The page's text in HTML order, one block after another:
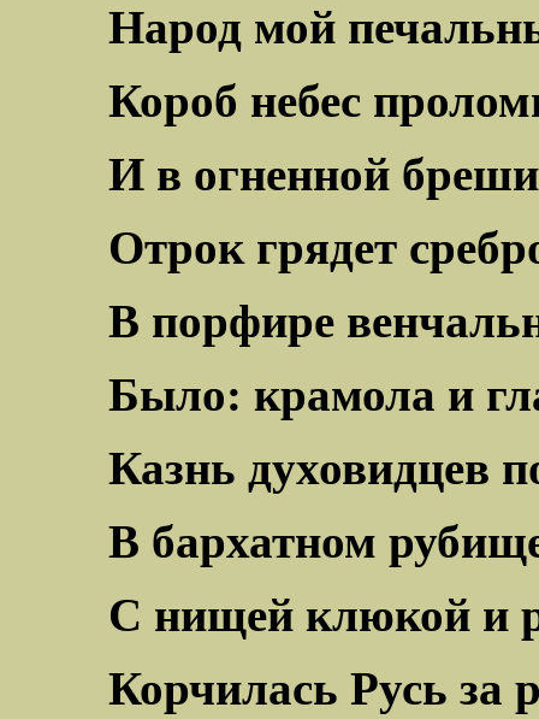
Народ мой
Короб небес
И в огненной бреши
Отрок грядет
В порфире
Было: крамола и
Казнь духовидцев
В бархатном
С нищей клюкой и
Корчилась Русь за